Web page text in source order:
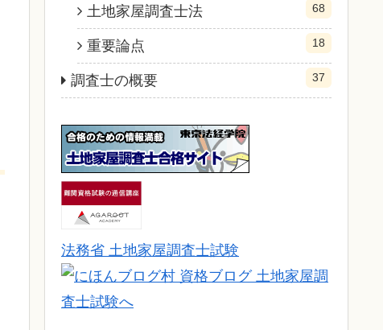
土地家屋調査士法 68
重要論点 18
調査士の概要 37
法務省 土地家屋調査士試験